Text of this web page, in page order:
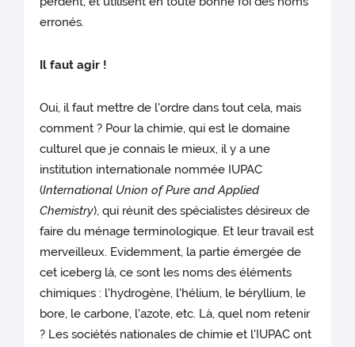
erronés.
Il faut agir !
Oui, il faut mettre de l'ordre dans tout cela, mais
comment ? Pour la chimie, qui est le domaine
culturel que je connais le mieux, il y a une
institution internationale nommée IUPAC
(International Union of Pure and Applied
Chemistry), qui réunit des spécialistes désireux de
faire du ménage terminologique. Et leur travail est
merveilleux. Evidemment, la partie émergée de
cet iceberg là, ce sont les noms des éléments
chimiques : l'hydrogène, l'hélium, le béryllium, le
bore, le carbone, l'azote, etc. Là, quel nom retenir
? Les sociétés nationales de chimie et l'IUPAC ont